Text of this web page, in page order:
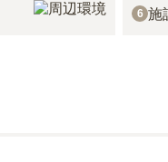
6 施